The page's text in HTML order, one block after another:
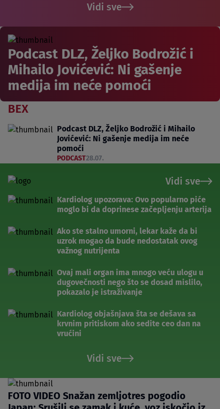
Vidi sve
Podcast DLZ, Željko Bodrožić i
Mihailo Jovićević: Ni gašenje
medija im neće pomoći
BEX
Podcast DLZ, Željko Bodrožić i Mihailo
Jovićević: Ni gašenje medija im neće
pomoći
PODCAST28.07.
Vidi sve
Kardiolog upozorava: Ovo popularno piće
moglo bi da doprinese začepljenju arterija
Ako ste stalno umorni, lekar kaže da bi
uzrok mogao da bude nedostatak ovog
važnog nutrijenta
Ovaj mali organ ima mnogo veću ulogu u
dugovečnosti nego što se dosad mislilo,
pokazalo je istraživanje
Kardiolog objašnjava šta se dešava sa
krvnim pritiskom ako sedite ceo dan na
vrućini
Vidi sve
FOTO VIDEO Snažan zemljotres pogodio